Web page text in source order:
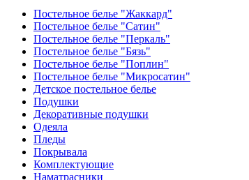
Постельное белье "Жаккард"
Постельное белье "Сатин"
Постельное белье "Перкаль"
Постельное белье "Бязь"
Постельное белье "Поплин"
Постельное белье "Микросатин"
Детское постельное белье
Подушки
Декоративные подушки
Одеяла
Пледы
Покрывала
Комплектующие
Наматрасники